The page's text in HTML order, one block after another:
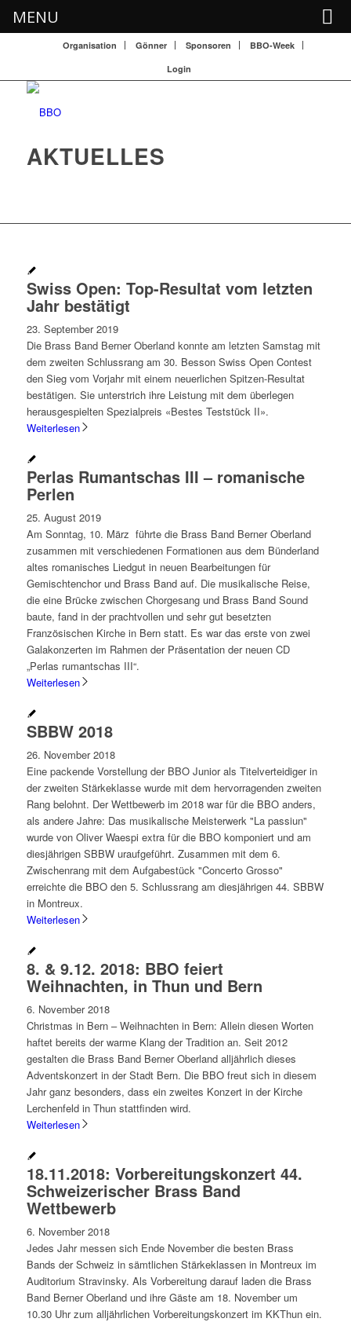
Organisation Gönner Sponsoren
BBO-Week
Login
AKTUELLES
Swiss Open: Top-Resultat vom letzten
Jahr bestätigt
23. September 2019
Die Brass Band Berner Oberland konnte am letzten Samstag mit
dem zweiten Schlussrang am 30. Besson Swiss Open Contest
den Sieg vom Vorjahr mit einem neuerlichen Spitzen-Resultat
bestätigen. Sie unterstrich ihre Leistung mit dem überlegen
herausgespielten Spezialpreis «Bestes Teststück II».
Weiterlesen
Perlas Rumantschas III – romanische
Perlen
25. August 2019
Am Sonntag, 10. März führte die Brass Band Berner Oberland
zusammen mit verschiedenen Formationen aus dem Bünderland
altes romanisches Liedgut in neuen Bearbeitungen für
Gemischtenchor und Brass Band auf. Die musikalische Reise,
die eine Brücke zwischen Chorgesang und Brass Band Sound
baute, fand in der prachtvollen und sehr gut besetzten
Französischen Kirche in Bern statt. Es war das erste von zwei
Galakonzerten im Rahmen der Präsentation der neuen CD
„Perlas rumantschas III“.
Weiterlesen
SBBW 2018
26. November 2018
Eine packende Vorstellung der BBO Junior als Titelverteidiger in
der zweiten Stärkeklasse wurde mit dem hervorragenden zweiten
Rang belohnt. Der Wettbewerb im 2018 war für die BBO anders,
als andere Jahre: Das musikalische Meisterwerk "La passiun"
wurde von Oliver Waespi extra für die BBO komponiert und am
diesjährigen SBBW uraufgeführt. Zusammen mit dem 6.
Zwischenrang mit dem Aufgabestück "Concerto Grosso"
erreichte die BBO den 5. Schlussrang am diesjährigen 44. SBBW
in Montreux.
Weiterlesen
8. & 9.12. 2018: BBO feiert
Weihnachten, in Thun und Bern
6. November 2018
Christmas in Bern – Weihnachten in Bern: Allein diesen Worten
haftet bereits der warme Klang der Tradition an. Seit 2012
gestalten die Brass Band Berner Oberland alljährlich dieses
Adventskonzert in der Stadt Bern. Die BBO freut sich in diesem
Jahr ganz besonders, dass ein zweites Konzert in der Kirche
Lerchenfeld in Thun stattfinden wird.
Weiterlesen
18.11.2018: Vorbereitungskonzert 44.
Schweizerischer Brass Band
Wettbewerb
6. November 2018
Jedes Jahr messen sich Ende November die besten Brass
Bands der Schweiz in sämtlichen Stärkeklassen in Montreux im
Auditorium Stravinsky. Als Vorbereitung darauf laden die Brass
Band Berner Oberland und ihre Gäste am 18. November um
10.30 Uhr zum alljährlichen Vorbereitungskonzert im KKThun ein.
MENU